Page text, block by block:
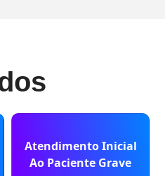
Atendimento Inicial
Ao Paciente Grave